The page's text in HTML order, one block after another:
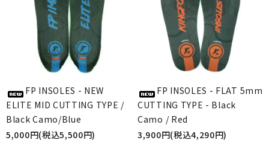
FP INSOLES - NEW
ELITE MID CUTTING TYPE /
Black Camo/Blue
5,000円(税込5,500円)
FP INSOLES - FLAT 5mm
CUTTING TYPE - Black
Camo / Red
3,900円(税込4,290円)